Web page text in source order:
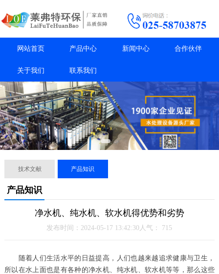
网站首页 产品中心 新闻中心 合作伙伴
关于我们 联系我们
技术文献 产品知识
产品知识
净水机、纯水机、软水机得优势和劣势
发布时间：2024-05-17 13:42:30人气： 715
随着人们生活水平的日益提高，人们也越来越追求健康与卫生，
所以在水上面也是有各种的净水机、纯水机、软水机等等，那么这些